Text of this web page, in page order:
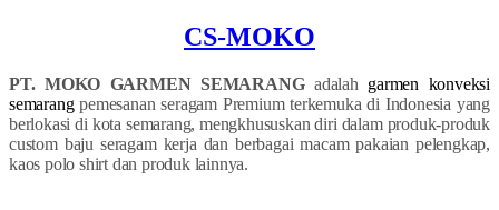
CS-MOKO
PT. MOKO GARMEN SEMARANGadalah garmen konveksi
semarangpemesanan seragam Premium terkemuka di Indonesia yang
berlokasi di kota semarang, mengkhususkan diri dalam produk-produk
custom baju seragam kerja dan berbagai macam pakaian pelengkap,
kaos polo shirt dan produk lainnya.